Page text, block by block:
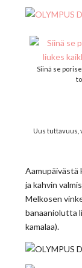
Siinä se
Uus tuttavuus,
Aamupäivästä
ja kahvin
Melkosen
banaaniolutta
kamalaa).